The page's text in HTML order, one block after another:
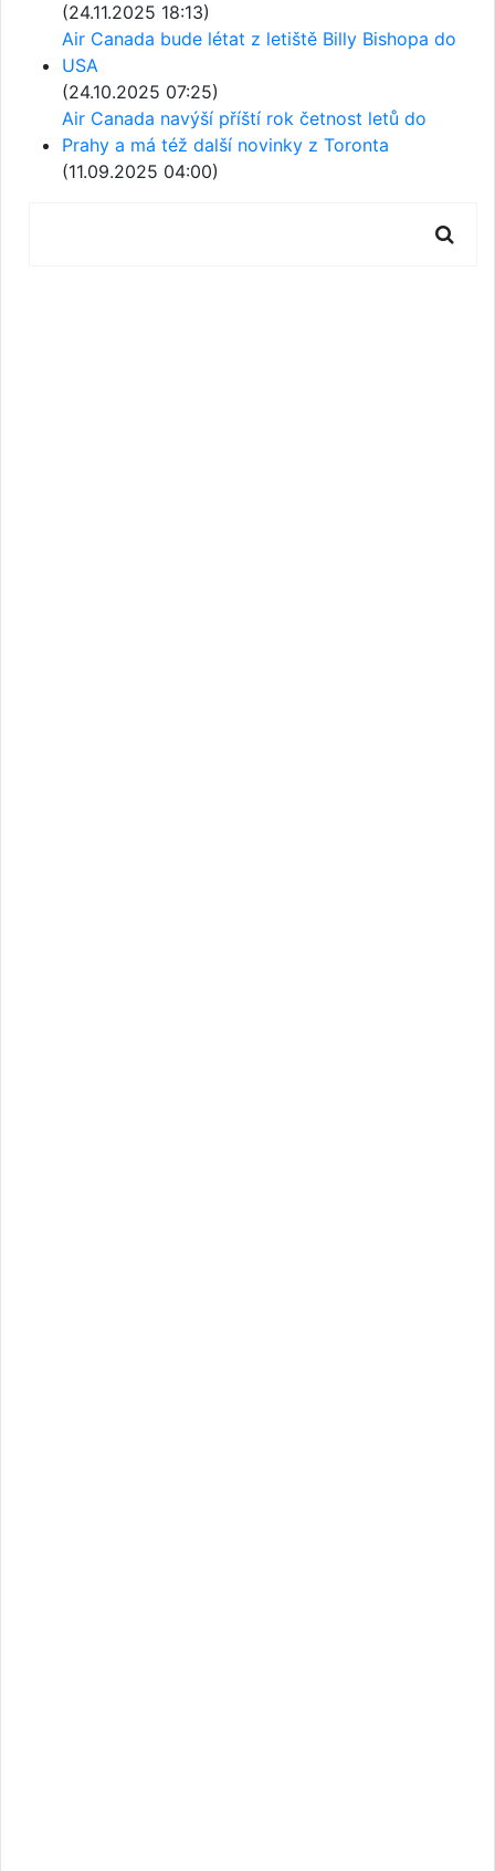
(24.11.2025 18:13)
Air Canada bude létat z letiště Billy Bishopa do
USA
(24.10.2025 07:25)
Air Canada navýší příští rok četnost letů do
Prahy a má též další novinky z Toronta
(11.09.2025 04:00)